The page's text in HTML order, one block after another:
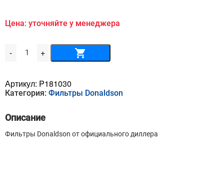
Цена: уточняйте у менеджера
- Количество
товара
Воздушный
DONALDSON
-
P
+
Артикул: P181030
Категория: Фильтры Donaldson
Описание
Фильтры Donaldson от официального диллера